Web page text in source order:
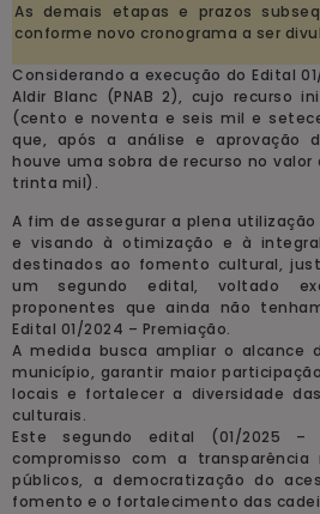
As demais etapas e prazos
conforme novo cronograma a ser
Considerando a execução do Edital
Aldir Blanc (PNAB 2), cujo recurso
(cento e noventa e seis mil e
que, após a análise e aprovação
houve uma sobra de recurso no valor
trinta mil).
A fim de assegurar a plena
e visando à otimização e à
destinados ao fomento cultural,
um segundo edital, voltado
proponentes que ainda não
Edital 01/2024 – Premiação.
A medida busca ampliar o alcance
município, garantir maior
locais e fortalecer a diversidade
culturais.
Este segundo edital (01/2025 –
compromisso com a
públicos, a democratização do
fomento e o fortalecimento das